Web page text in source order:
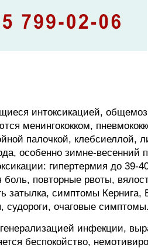
интоксикацией,
менингококком,
палочкой, клебсиеллой,
особенно зимне-весенний
гипертермия до 39-
повторные рвоты,
затылка, симптомы Кернига,
судороги, очаговые симптомы.
инфекции,
беспокойство,